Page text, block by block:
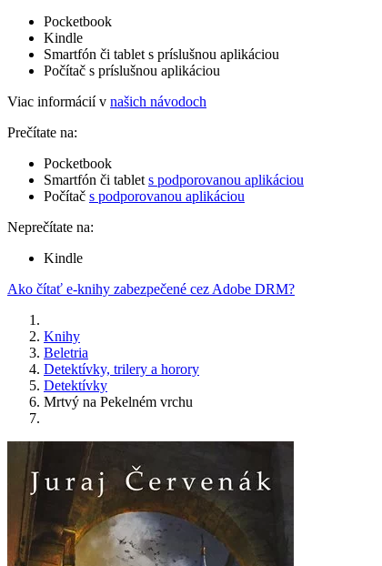
Pocketbook
Kindle
Smartfón či tablet s príslušnou aplikáciou
Počítač s príslušnou aplikáciou
Viac informácií v našich návodoch
Prečítate na:
Pocketbook
Smartfón či tablet s podporovanou aplikáciou
Počítač s podporovanou aplikáciou
Neprečítate na:
Kindle
Ako čítať e-knihy zabezpečené cez Adobe DRM?
Knihy
Beletria
Detektívky, trilery a horory
Detektívky
Mrtvý na Pekelném vrchu